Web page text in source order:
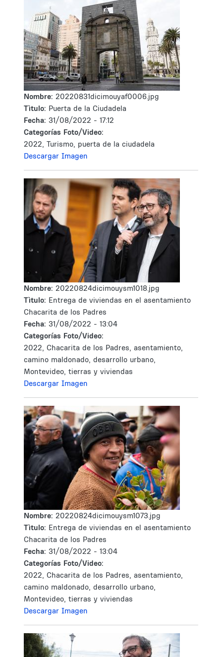
Nombre: 20220831dicimouyaf0006.jpg
Tìtulo: Puerta de la Ciudadela
Fecha: 31/08/2022 - 17:12
Categorías Foto/Video:
2022, Turismo, puerta de la ciudadela
Descargar Imagen
Nombre: 20220824dicimouysm1018.jpg
Tìtulo: Entrega de viviendas en el asentamiento
Chacarita de los Padres
Fecha: 31/08/2022 - 13:04
Categorías Foto/Video:
2022, Chacarita de los Padres, asentamiento,
camino maldonado, desarrollo urbano,
Montevideo, tierras y viviendas
Descargar Imagen
Nombre: 20220824dicimouysm1073.jpg
Tìtulo: Entrega de viviendas en el asentamiento
Chacarita de los Padres
Fecha: 31/08/2022 - 13:04
Categorías Foto/Video:
2022, Chacarita de los Padres, asentamiento,
camino maldonado, desarrollo urbano,
Montevideo, tierras y viviendas
Descargar Imagen